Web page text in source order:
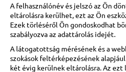
A felhasználónév és jelszó az Ön
eltárolásra kerülhet, ezt az Ön
Ezek törléséről Ön gondoskodhat
szabályozva az adattárolás idejét.
A látogatottság mérésének és a
szokások feltérképezésének
két évig kerülnek eltárolásra. Az